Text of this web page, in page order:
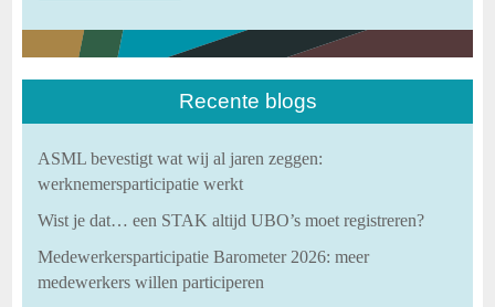
Recente blogs
ASML bevestigt wat wij al jaren zeggen:
werknemersparticipatie werkt
Wist je dat… een STAK altijd UBO’s moet registreren?
Medewerkersparticipatie Barometer 2026: meer
medewerkers willen participeren